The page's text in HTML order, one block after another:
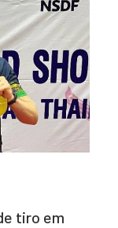
tiro em